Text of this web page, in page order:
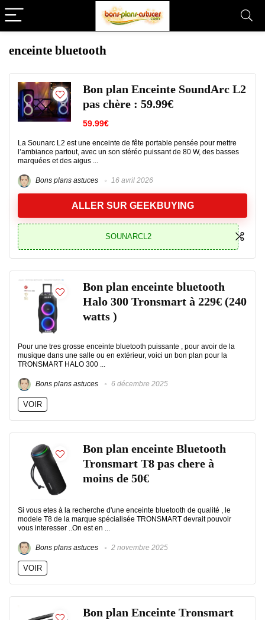
enceinte bluetooth
Bon plan Enceinte SoundArc L2
pas chère : 59.99€
59.99€
La Sounarc L2 est une enceinte de fête portable pensée pour mettre
l’ambiance partout, avec un son stéréo puissant de 80 W, des basses
marquées et des aigus ...
Bons plans astuces 16 avril 2026
ALLER SUR GEEKBUYING
SOUNARCL2
Bon plan enceinte bluetooth
Halo 300 Tronsmart à 229€ (240
watts )
Pour une tres grosse enceinte bluetooth puissante , pour avoir de la
musique dans une salle ou en extérieur, voici un bon plan pour la
TRONSMART HALO 300 ...
Bons plans astuces 6 décembre 2025
VOIR
Bon plan enceinte Bluetooth
Tronsmart T8 pas chere à
moins de 50€
Si vous etes à la recherche d'une enceinte bluetooth de qualité , le
modele T8 de la marque spécialisée TRONSMART devrait pouvoir
vous interesser ..On est en ...
Bons plans astuces 2 novembre 2025
VOIR
Bon plan Enceinte Tronsmart